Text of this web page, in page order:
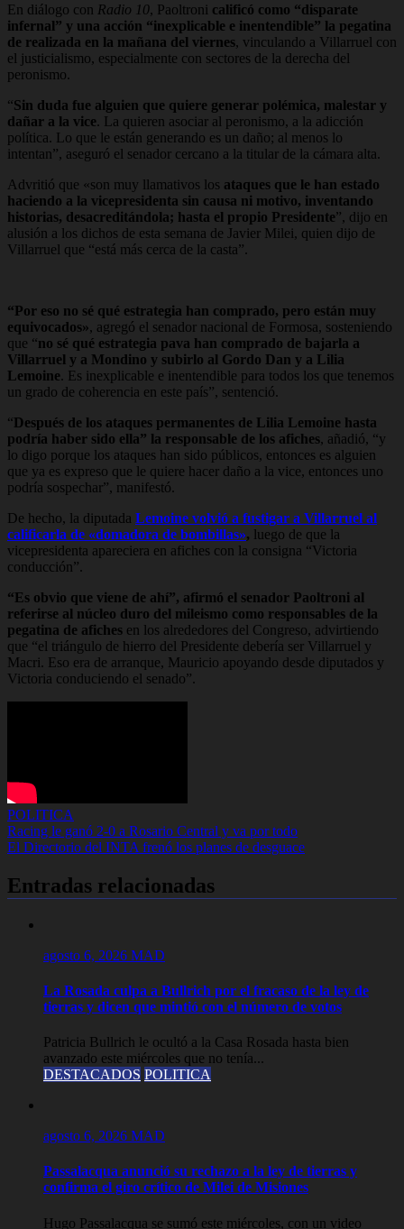
En diálogo con Radio 10, Paoltroni calificó como “disparate
infernal” y una acción “inexplicable e inentendible” la pegatina
de realizada en la mañana del viernes, vinculando a Villarruel con
el justicialismo, especialmente con sectores de la derecha del
peronismo.
“Sin duda fue alguien que quiere generar polémica, malestar y
dañar a la vice. La quieren asociar al peronismo, a la adicción
política. Lo que le están generando es un daño; al menos lo
intentan”, aseguró el senador cercano a la titular de la cámara alta.
Advritió que «son muy llamativos los ataques que le han estado
haciendo a la vicepresidenta sin causa ni motivo, inventando
historias, desacreditándola; hasta el propio Presidente”, dijo en
alusión a los dichos de esta semana de Javier Milei, quien dijo de
Villarruel que “está más cerca de la casta”.
“Por eso no sé qué estrategia han comprado, pero están muy
equivocados», agregó el senador nacional de Formosa, sosteniendo
que “no sé qué estrategia pava han comprado de bajarla a
Villarruel y a Mondino y subirlo al Gordo Dan y a Lilia
Lemoine. Es inexplicable e inentendible para todos los que tenemos
un grado de coherencia en este país”, sentenció.
“Después de los ataques permanentes de Lilia Lemoine hasta
podría haber sido ella” la responsable de los afiches, añadió, “y
lo digo porque los ataques han sido públicos, entonces es alguien
que ya es expreso que le quiere hacer daño a la vice, entonces uno
podría sospechar”, manifestó.
De hecho, la diputada Lemoine volvió a fustigar a Villarruel al
calificarla de «domadora de bombillas», luego de que la
vicepresidenta apareciera en afiches con la consigna “Victoria
conducción”.
“Es obvio que viene de ahí”, afirmó el senador Paoltroni al
referirse al núcleo duro del mileismo como responsables de la
pegatina de afiches en los alrededores del Congreso, advirtiendo
que “el triángulo de hierro del Presidente debería ser Villarruel y
Macri. Eso era de arranque, Mauricio apoyando desde diputados y
Victoria conduciendo el senado”.
POLITICA
Navegación
de
entradas
Racing le ganó 2-0 a Rosario Central y va por todo
El Directorio del INTA frenó los planes de desguace
Entradas relacionadas
agosto 6, 2026 MAD
La Rosada culpa a Bullrich por el fracaso de la ley de
tierras y dicen que mintió con el número de votos
Patricia Bullrich le ocultó a la Casa Rosada hasta bien
avanzado este miércoles que no tenía...
DESTACADOS POLITICA
agosto 6, 2026 MAD
Passalacqua anunció su rechazo a la ley de tierras y
confirma el giro crítico de Milei de Misiones
Hugo Passalacqua se sumó este miércoles, con un video